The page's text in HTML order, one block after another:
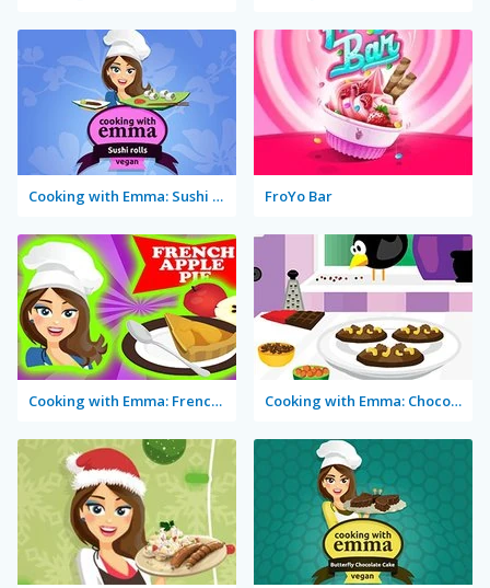
Cooking with Emma: Sushi Rolls Vegan FroYo Bar
Cooking with Emma: French Apple Pie Vegan Cooking with Emma: Chocolate Biscuits